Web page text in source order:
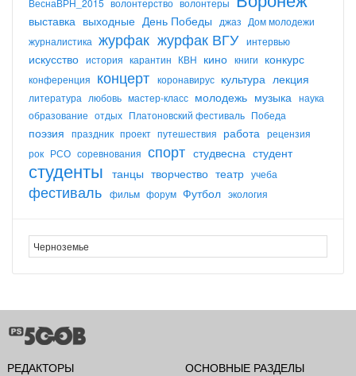
выставка выходные День Победы джаз Дом молодежи
журналистика журфак журфак ВГУ интервью
искусство история карантин КВН кино книги конкурс
конференция концерт коронавирус культура лекция
литература любовь мастер-класс молодежь музыка наука
образование отдых Платоновский фестиваль Победа
поэзия праздник проект путешествия работа рецензия
рок РСО соревнования спорт студвесна студент
студенты танцы творчество театр учеба
фестиваль фильм форум Футбол экология
РЕДАКТОРЫ ОСНОВНЫЕ РАЗДЕЛЫ